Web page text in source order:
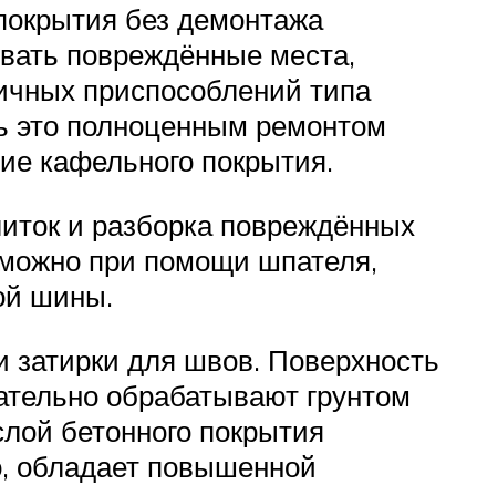
без демонтажа
повреждённые места,
приспособлений типа
это полноценным ремонтом
кафельного покрытия.
и разборка повреждённых
при помощи шпателя,
шины.
затирки для швов. Поверхность
обрабатывают грунтом
бетонного покрытия
обладает повышенной